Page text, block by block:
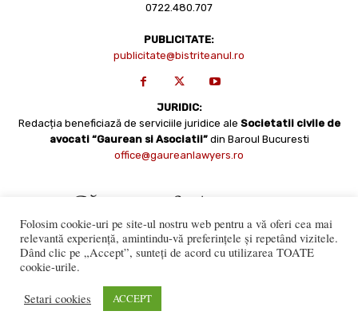
0722.480.707
PUBLICITATE:
publicitate@bistriteanul.ro
JURIDIC:
Redacția beneficiază de serviciile juridice ale Societatii civile de
avocati “Gaurean si Asociatii” din Baroul Bucuresti
office@gaureanlawyers.ro
numai cu acordul expres al Bistriteanul.Ro. © Copyright 2008 -
2021 Bistrițeanul.ro
Folosim cookie-uri pe site-ul nostru web pentru a vă oferi cea mai
relevantă experiență, amintindu-vă preferințele și repetând vizitele.
Dând clic pe „Accept”, sunteți de acord cu utilizarea TOATE
cookie-urile.
Setari cookies ACCEPT